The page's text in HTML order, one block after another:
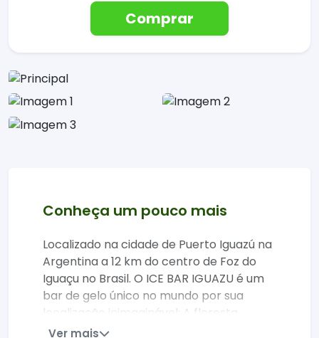
Comprar
Conheça um pouco mais
Localizado na cidade de Puerto Iguazú na
Argentina a 12 km do centro de Foz do
Iguaçu no Brasil. O ICE BAR IGUAZU é um
bar de gelo único no mundo por sua
localização inimaginável: A floresta
tropical de Misiones, na Argentina. Uma
Ver mais